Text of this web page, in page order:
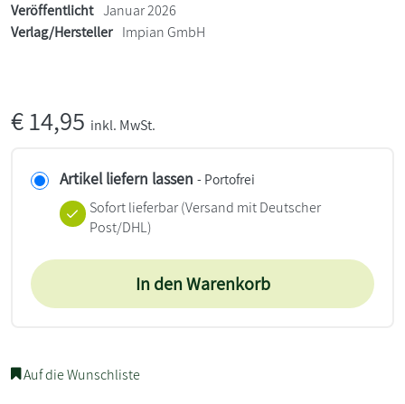
Veröffentlicht Januar 2026
Verlag/Hersteller Impian GmbH
€14,95 inkl. MwSt.
Artikel liefern lassen - Portofrei
Sofort lieferbar(Versand mit Deutscher
Post/DHL)
In den Warenkorb
Auf die Wunschliste